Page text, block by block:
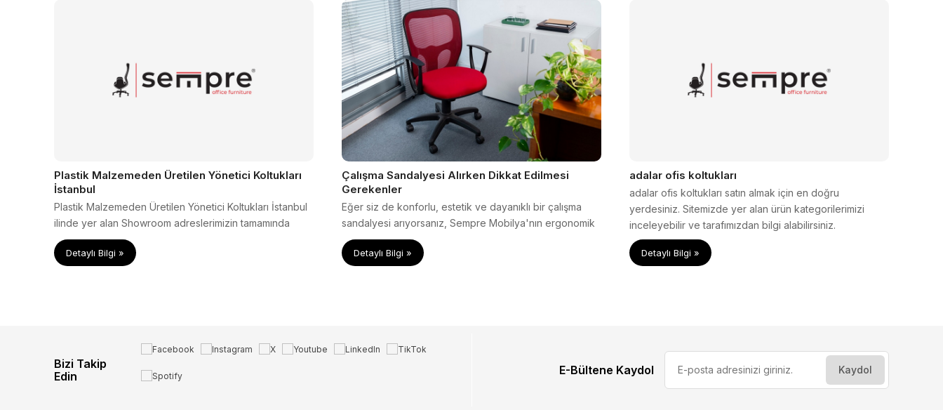
Plastik Malzemeden Üretilen Yönetici Koltukları
İstanbul
Plastik Malzemeden Üretilen Yönetici Koltukları İstanbul
ilinde yer alan Showroom adreslerimizin tamamında
farklı çeşit ve modeller ile sizlere sunulmaktadır. En iyi
fiyatlardan yönetici koltuğu siparişlerinizi verebilirsiniz.
Detaylı Bilgi »
Çalışma Sandalyesi Alırken Dikkat Edilmesi
Gerekenler
Eğer siz de konforlu, estetik ve dayanıklı bir çalışma
sandalyesi arıyorsanız, Sempre Mobilya'nın ergonomik
koleksiyonuna mutlaka göz atın.
Detaylı Bilgi »
adalar ofis koltukları
adalar ofis koltukları satın almak için en doğru
yerdesiniz. Sitemizde yer alan ürün kategorilerimizi
inceleyebilir ve tarafımızdan bilgi alabilirsiniz.
Detaylı Bilgi »
Bizi Takip
Edin
E-Bültene Kaydol